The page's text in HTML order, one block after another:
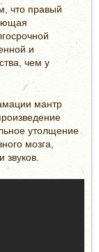
что правый
и
чем у
мантр
утолщение
мозга,